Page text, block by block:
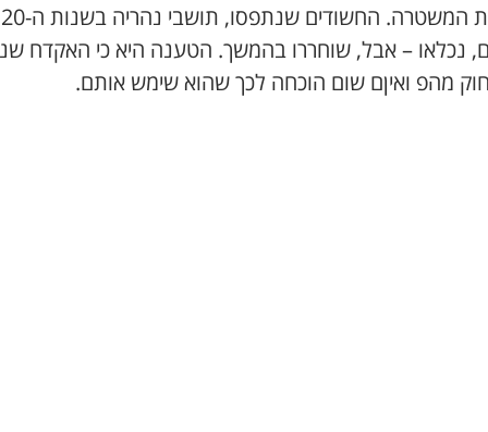
לתחנת המשטרה. החשודים שנתפסו, תושבי נהריה בשנות ה-20
נכלאו – אבל, שוחררו בהמשך. הטענה היא כי האקדח
מהפ ואיןם שום הוכחה לכך שהוא שימש אותם.